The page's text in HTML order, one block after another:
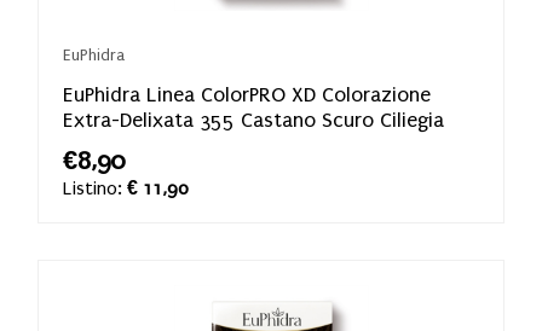
EuPhidra
EuPhidra Linea ColorPRO XD Colorazione
Extra-Delixata 355 Castano Scuro Ciliegia
€8,90
Listino: € 11,90